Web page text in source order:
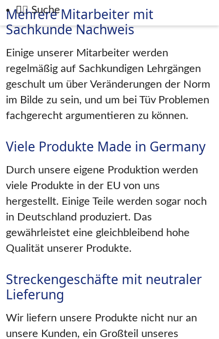
Suche
Mehrere Mitarbeiter mit
Sachkunde Nachweis
Einige unserer Mitarbeiter werden
regelmäßig auf Sachkundigen Lehrgängen
geschult um über Veränderungen der Norm
im Bilde zu sein, und um bei Tüv Problemen
fachgerecht argumentieren zu können.
Viele Produkte Made in Germany
Durch unsere eigene Produktion werden
viele Produkte in der EU von uns
hergestellt. Einige Teile werden sogar noch
in Deutschland produziert. Das
gewährleistet eine gleichbleibend hohe
Qualität unserer Produkte.
Streckengeschäfte mit neutraler
Lieferung
Wir liefern unsere Produkte nicht nur an
unsere Kunden, ein Großteil unseres